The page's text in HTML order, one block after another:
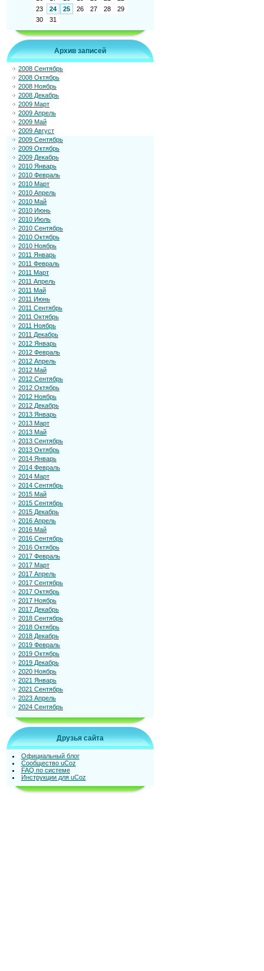
23
24 25 26 27 28
29
30
31
Архив записей
2008 Сентябрь
2008 Октябрь
2008 Ноябрь
2008 Декабрь
2009 Март
2009 Апрель
2009 Май
2009 Август
2009 Сентябрь
2009 Октябрь
2009 Декабрь
2010 Январь
2010 Февраль
2010 Март
2010 Апрель
2010 Май
2010 Июнь
2010 Июль
2010 Сентябрь
2010 Октябрь
2010 Ноябрь
2011 Январь
2011 Февраль
2011 Март
2011 Апрель
2011 Май
2011 Июнь
2011 Сентябрь
2011 Октябрь
2011 Ноябрь
2011 Декабрь
2012 Январь
2012 Февраль
2012 Апрель
2012 Май
2012 Сентябрь
2012 Октябрь
2012 Ноябрь
2012 Декабрь
2013 Январь
2013 Март
2013 Май
2013 Сентябрь
2013 Октябрь
2014 Январь
2014 Февраль
2014 Март
2014 Сентябрь
2015 Май
2015 Сентябрь
2015 Декабрь
2016 Апрель
2016 Май
2016 Сентябрь
2016 Октябрь
2017 Февраль
2017 Март
2017 Апрель
2017 Сентябрь
2017 Октябрь
2017 Ноябрь
2017 Декабрь
2018 Сентябрь
2018 Октябрь
2018 Декабрь
2019 Февраль
2019 Октябрь
2019 Декабрь
2020 Ноябрь
2021 Январь
2021 Сентябрь
2023 Апрель
2024 Сентябрь
Друзья сайта
Официальный блог
Сообщество uCoz
FAQ по системе
Инструкции для uCoz